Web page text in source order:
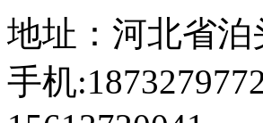
地址：河北省
手机